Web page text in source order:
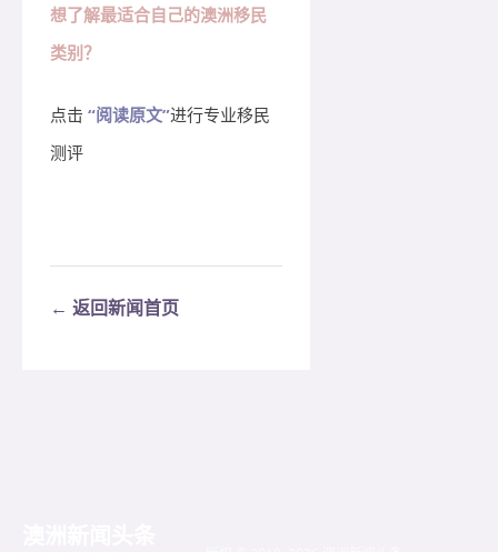
想了解最适合自己的澳洲移民
类别？
点击 “阅读原文”进行专业移民
测评
← 返回新闻首页